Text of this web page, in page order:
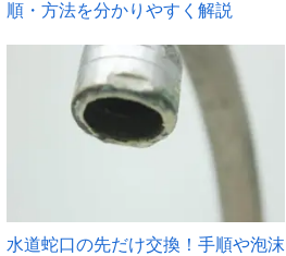
順・方法を分かりやすく解説
水道蛇口の先だけ交換！手順や泡沫